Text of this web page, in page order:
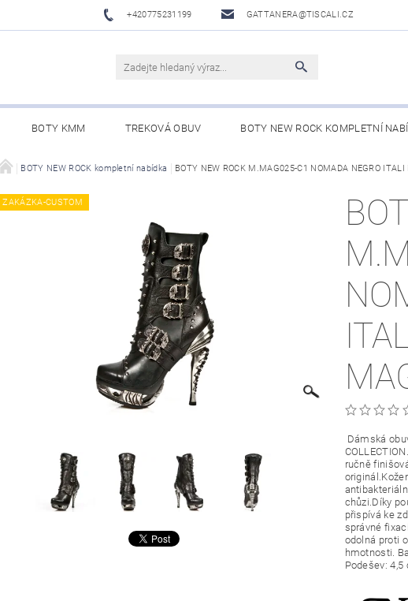
+420775231199 GATTANERA@TISCALI.CZ
BOTY KMM TREKOVÁ OBUV BOTY NEW ROCK KOMPLETNÍ
WESTERNOVÁ OBUV WESTERN BELTS /WESTERNOVÉ OPASKY/
BOTY NEW ROCK kompletní nabídka BOTY NEW ROCK M.MAG025-C1 NOMADA NEGRO ITALI
ZAKÁZKA-CUSTOM
Dámská
ručně
chůzi.Díky
přispívá ke
správné
odolná proti
hmotnosti.
Podešev: 4,5